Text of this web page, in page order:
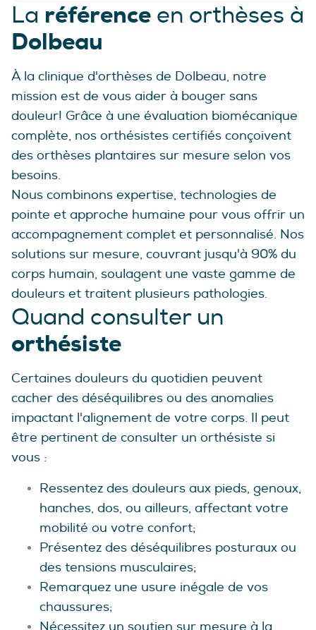
La référence en orthèses à
Dolbeau
À la clinique d'orthèses de Dolbeau, notre
mission est de vous aider à bouger sans
douleur! Grâce à une évaluation biomécanique
complète, nos orthésistes certifiés conçoivent
des orthèses plantaires sur mesure selon vos
besoins.
Nous combinons expertise, technologies de
pointe et approche humaine pour vous offrir un
accompagnement complet et personnalisé. Nos
solutions sur mesure, couvrant jusqu'à 90% du
corps humain, soulagent une vaste gamme de
douleurs et traitent plusieurs pathologies.
Quand consulter un
orthésiste
Certaines douleurs du quotidien peuvent
cacher des déséquilibres ou des anomalies
impactant l'alignement de votre corps. Il peut
être pertinent de consulter un orthésiste si
vous :
Ressentez des douleurs aux pieds, genoux,
hanches, dos, ou ailleurs, affectant votre
mobilité ou votre confort;
Présentez des déséquilibres posturaux ou
des tensions musculaires;
Remarquez une usure inégale de vos
chaussures;